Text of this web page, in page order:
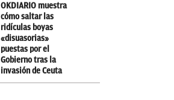
OKDIARIO muestra
cómo saltar las
ridículas boyas
«disuasorias»
puestas por el
Gobierno tras la
invasión de Ceuta